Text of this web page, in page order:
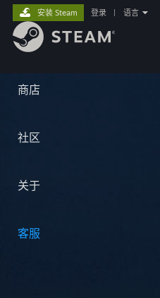
商店
社区
关于
客服
安装 Steam 登录 语言